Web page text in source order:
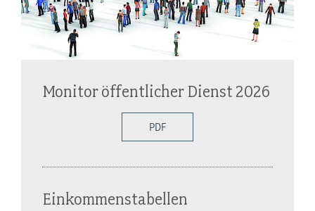
Monitor öffentlicher Dienst 2026
PDF
Einkommenstabellen